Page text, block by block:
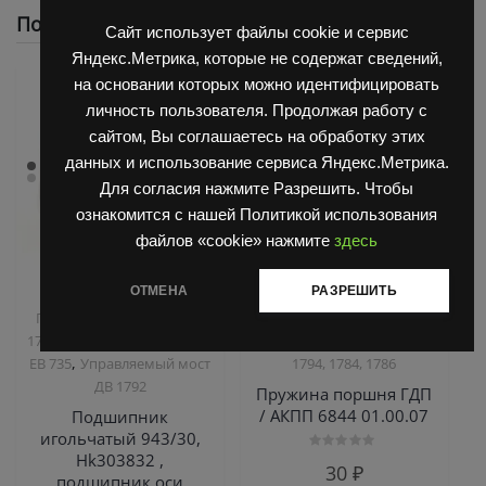
Сайт использует файлы cookie и сервис
Яндекс.Метрика, которые не содержат сведений,
на основании которых можно идентифицировать
личность пользователя. Продолжая работу с
сайтом, Вы соглашаетесь на обработку этих
данных и использование сервиса Яндекс.Метрика.
Для согласия нажмите Разрешить. Чтобы
ознакомится с нашей Политикой использования
файлов «cookie» нажмите здесь
ОТМЕНА РАЗРЕШИТЬ
Похожие
Запчасти Балканкар
Погрузчик ДВ 1792, 1788,
1794, 1784, 1786
ЕВ 735,Управляемый мост
ДВ 1792
Подшипник
игольчатый 943/30,
Hk303832 ,
подшипник оси
Запчасти Балканкар
Погрузчик ДВ 1661 , 1621,
1794, 1784, 1786
Пружина поршня ГДП
/ АКПП 6844 01.00.07
30 ₽